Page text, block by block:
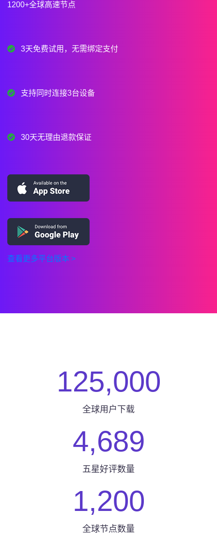
1200+全球高速节点
3天免费试用，无需绑定支付
支持同时连接3台设备
30天无理由退款保证
查看更多平台版本 >
125,000
全球用户下载
4,689
五星好评数量
1,200
全球节点数量